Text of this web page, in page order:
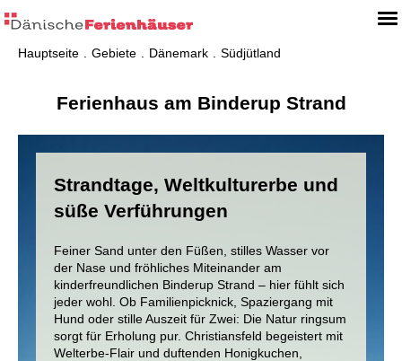
Hauptseite Gebiete Dänemark Südjütland
Ferienhaus am Binderup Strand
Strandtage, Weltkulturerbe und
süße Verführungen
Feiner Sand unter den Füßen, stilles Wasser vor
der Nase und fröhliches Miteinander am
kinderfreundlichen Binderup Strand – hier fühlt sich
jeder wohl. Ob Familienpicknick, Spaziergang mit
Hund oder stille Auszeit für Zwei: Die Natur ringsum
sorgt für Erholung pur. Christiansfeld begeistert mit
Welterbe-Flair und duftenden Honigkuchen,